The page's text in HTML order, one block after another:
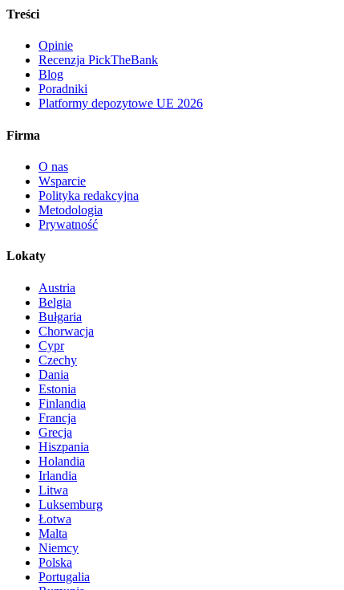
Treści
Opinie
Recenzja PickTheBank
Blog
Poradniki
Platformy depozytowe UE 2026
Firma
O nas
Wsparcie
Polityka redakcyjna
Metodologia
Prywatność
Lokaty
Austria
Belgia
Bułgaria
Chorwacja
Cypr
Czechy
Dania
Estonia
Finlandia
Francja
Grecja
Hiszpania
Holandia
Irlandia
Litwa
Luksemburg
Łotwa
Malta
Niemcy
Polska
Portugalia